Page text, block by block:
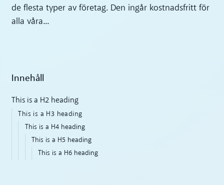
de flesta typer av företag. Den ingår kostnadsfritt för
alla våra...
Innehåll
This is a H2 heading
This is a H3 heading
This is a H4 heading
This is a H5 heading
This is a H6 heading